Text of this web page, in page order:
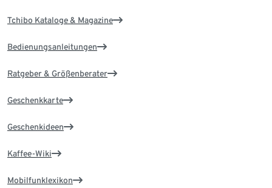
Tchibo Kataloge & Magazine
Bedienungsanleitungen
Ratgeber & Größenberater
Geschenkkarte
Geschenkideen
Kaffee-Wiki
Mobilfunklexikon